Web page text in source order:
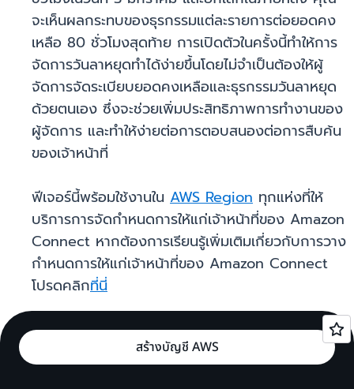
จะเห็นผลกระทบของธุรกรรมแต่ละรายการต่อยอดคง
เหลือ 80 ชั่วโมงสุดท้าย การเปิดตัวในครั้งนี้ทำให้การ
จัดการวันลาหยุดทำได้ง่ายขึ้นโดยไม่จำเป็นต้องให้ผู้
จัดการจัดระเบียบยอดคงเหลือและธุรกรรมวันลาหยุด
ด้วยตนเอง ซึ่งจะช่วยเพิ่มประสิทธิภาพการทำงานของ
ผู้จัดการ และทำให้ง่ายต่อการตอบสนองต่อการสืบค้น
ของเจ้าหน้าที่
ฟีเจอร์นี้พร้อมใช้งานใน AWS Region ทุกแห่งที่ให้
บริการการจัดกำหนดการให้แก่เจ้าหน้าที่ของ Amazon
Connect หากต้องการเรียนรู้เพิ่มเติมเกี่ยวกับการวาง
กำหนดการให้แก่เจ้าหน้าที่ของ Amazon Connect
โปรดคลิกที่นี่
สร้างบัญชี AWS